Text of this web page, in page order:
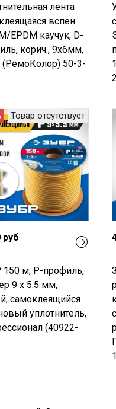
лента
вспен.
EPDM каучук, D-
корич., 9x6мм,
(РемоКолор) 50-3-
Товар отсутствует
руб
м, P-профиль,
9 х 5.5 мм,
самоклеящийся
уплотнитель,
(40922-